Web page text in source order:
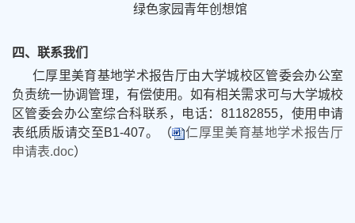
绿色家园青年创想馆
四、联系我们
仁厚里美育基地学术报告厅由大学城校区管委会办公室
负责统一协调管理，有偿使用。如有相关需求可与大学城校
区管委会办公室综合科联系，电话：81182855，使用申请
表纸质版请交至B1-407。（
仁厚里美育基地学术报告厅
申请表.doc）